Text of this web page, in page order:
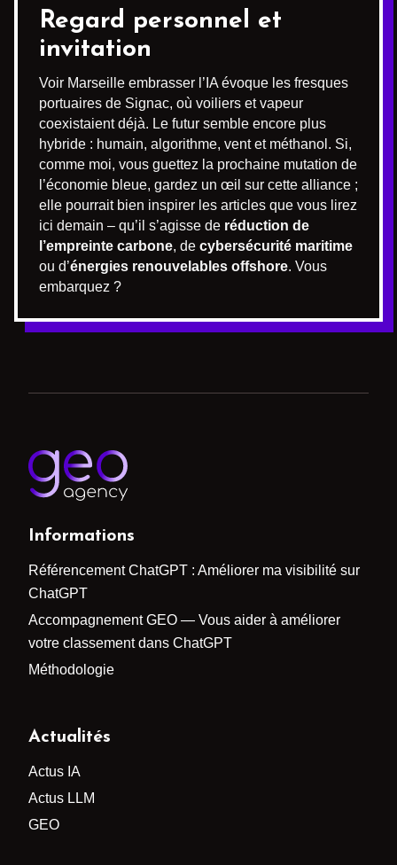
Regard personnel et
invitation
Voir Marseille embrasser l’IA évoque les fresques
portuaires de Signac, où voiliers et vapeur
coexistaient déjà. Le futur semble encore plus
hybride : humain, algorithme, vent et méthanol. Si,
comme moi, vous guettez la prochaine mutation de
l’économie bleue, gardez un œil sur cette alliance ;
elle pourrait bien inspirer les articles que vous lirez
ici demain – qu’il s’agisse de réduction de
l’empreinte carbone, de cybersécurité maritime
ou d’énergies renouvelables offshore. Vous
embarquez ?
Informations
Référencement ChatGPT : Améliorer ma visibilité sur
ChatGPT
Accompagnement GEO — Vous aider à améliorer
votre classement dans ChatGPT
Méthodologie
Actualités
Actus IA
Actus LLM
GEO